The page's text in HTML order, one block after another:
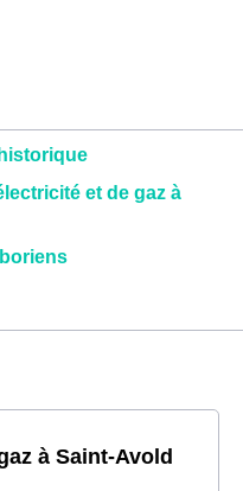
et de gaz à
à Saint-Avold